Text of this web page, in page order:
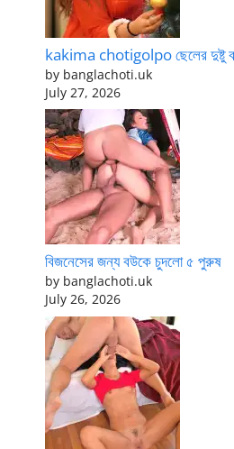
kakima chotigolpo ছেলের দুষ্টু
by banglachoti.uk
July 27, 2026
বিজনেসের জন্য বউকে চুদলো ৫ পুরুষ
by banglachoti.uk
July 26, 2026